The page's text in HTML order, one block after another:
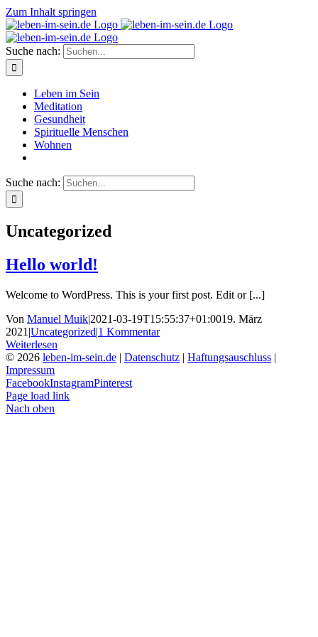
Zum Inhalt springen
Suche nach:
Leben im Sein
Meditation
Gesundheit
Spirituelle Menschen
Wohnen
Suche nach:
Uncategorized
Hello world!
Welcome to WordPress. This is your first post. Edit or [...]
Von Manuel Muik|2021-03-19T15:55:37+01:0019. März
2021 |Uncategorized|1 Kommentar
Weiterlesen
© 2026 leben-im-sein.de | Datenschutz | Haftungsauschluss |
Impressum
FacebookInstagramPinterest
Page load link
Nach oben